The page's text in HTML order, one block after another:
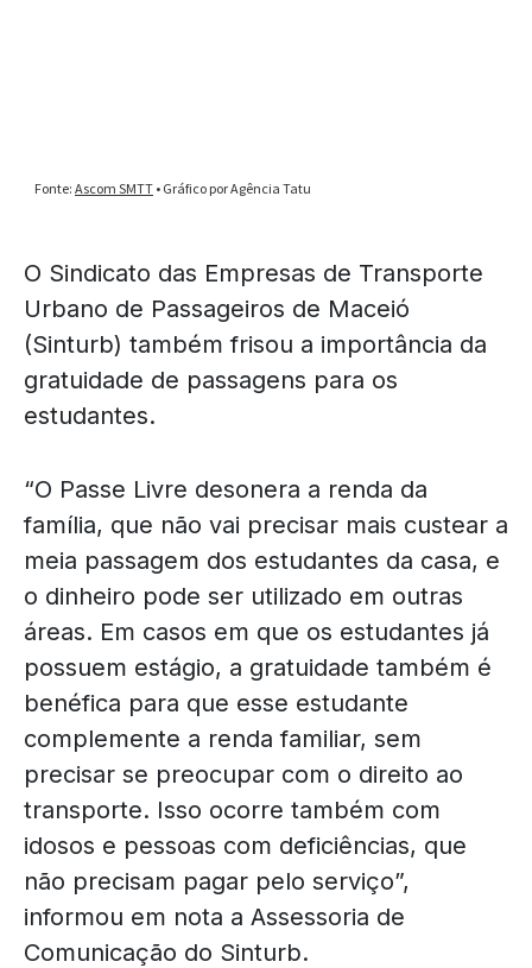
O Sindicato das Empresas de Transporte
Urbano de Passageiros de Maceió
(Sinturb) também frisou a importância da
gratuidade de passagens para os
estudantes.
“O Passe Livre desonera a renda da
família, que não vai precisar mais custear a
meia passagem dos estudantes da casa, e
o dinheiro pode ser utilizado em outras
áreas. Em casos em que os estudantes já
possuem estágio, a gratuidade também é
benéfica para que esse estudante
complemente a renda familiar, sem
precisar se preocupar com o direito ao
transporte. Isso ocorre também com
idosos e pessoas com deficiências, que
não precisam pagar pelo serviço”,
informou em nota a Assessoria de
Comunicação do Sinturb.